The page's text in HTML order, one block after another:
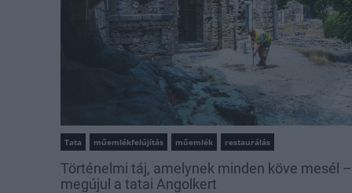
Tata műemlékfelújítás műemlék restaurálás
Történelmi táj, amelynek minden köve mesél –
megújul a tatai Angolkert